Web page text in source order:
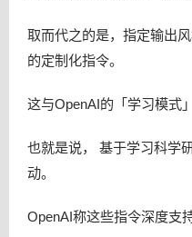
取而代之的是，指定输出
的定制化指令。
这与OpenAI的「学习模式
也就是说， 基于学习科学
动。
OpenAI称这些指令深度支